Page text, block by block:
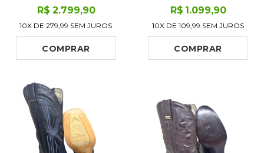
BRANCO RABO LIMITED
EDITION - CANO ALTO,
BICO FINO - SOLADO DE
COURO ARTESANAL
R$ 2.799,90
10X DE279,99 SEM JUROS
COMPRAR
BUFALADA MARFIM
LIMITED EDITION - CANO
ALTO, BICO FINO
INCLINADO - SOLADO
DE COURO ARTESANAL
R$ 1.099,90
10X DE 109,99 SEM JUROS
COMPRAR